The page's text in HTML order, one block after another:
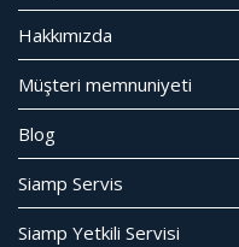
Hakkımızda
Müşteri memnuniyeti
Blog
Siamp Servis
Siamp Yetkili Servisi